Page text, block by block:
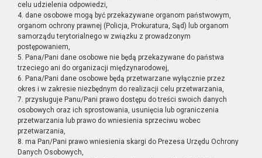
celu udzielenia odpowiedzi,
4. dane osobowe mogą być przekazywane organom państwowym,
organom ochrony prawnej (Policja, Prokuratura, Sąd) lub organom
samorządu terytorialnego w związku z prowadzonym
postępowaniem,
5. Pana/Pani dane osobowe nie będą przekazywane do państwa
trzeciego ani do organizacji międzynarodowej,
6. Pana/Pani dane osobowe będą przetwarzane wyłącznie przez
okres i w zakresie niezbędnym do realizacji celu przetwarzania,
7. przysługuje Panu/Pani prawo dostępu do treści swoich danych
osobowych oraz ich sprostowania, usunięcia lub ograniczenia
przetwarzania lub prawo do wniesienia sprzeciwu wobec
przetwarzania,
8. ma Pan/Pani prawo wniesienia skargi do Prezesa Urzędu Ochrony
Danych Osobowych,